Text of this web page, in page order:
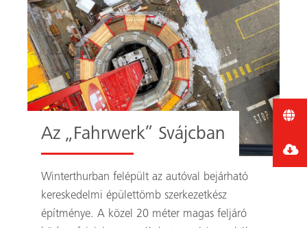
Az „Fahrwerk” Svájcban
Winterthurban felépült az autóval bejárható
kereskedelmi épülettömb szerkezetkész
építménye. A közel 20 méter magas feljáró